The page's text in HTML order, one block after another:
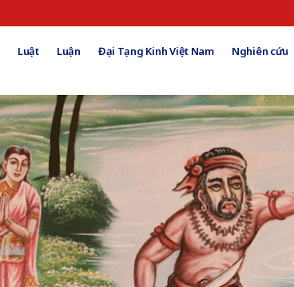
Luật Luận Đại Tạng Kinh Việt Nam Nghiên cứu